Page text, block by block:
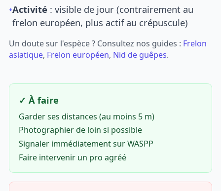
•Activité : visible de jour (contrairement au
frelon européen, plus actif au crépuscule)
Un doute sur l'espèce ? Consultez nos guides : Frelon
asiatique, Frelon européen, Nid de guêpes.
✓ À faire
Garder ses distances (au moins 5 m)
Photographier de loin si possible
Signaler immédiatement sur WASPP
Faire intervenir un pro agréé